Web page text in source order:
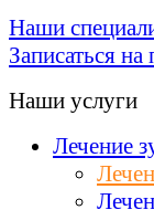
Наши
Записаться на
Наши услуги
Лечение